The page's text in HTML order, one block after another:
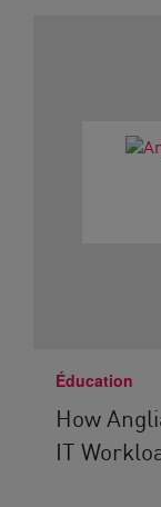
Éducation
How
IT